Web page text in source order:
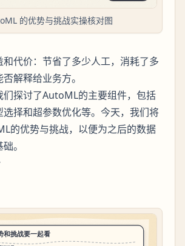
的优势与挑战实操核对图
代价：节省了多少人工，消耗了多
解释给业务方。
们探讨了AutoML的主要组件，包括
择和超参数优化等。今天，我们将
的优势与挑战，以便为之后的数据
。